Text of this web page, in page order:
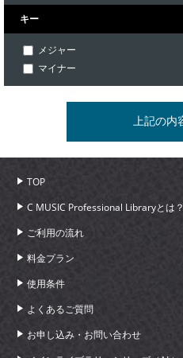
キー
メジャー
マイナー
TOP
C MUSIC Professional Libraryとは？
ご利用の流れ
料金プラン
使用条件
よくあるご質問
お申し込み・お問い合わせ